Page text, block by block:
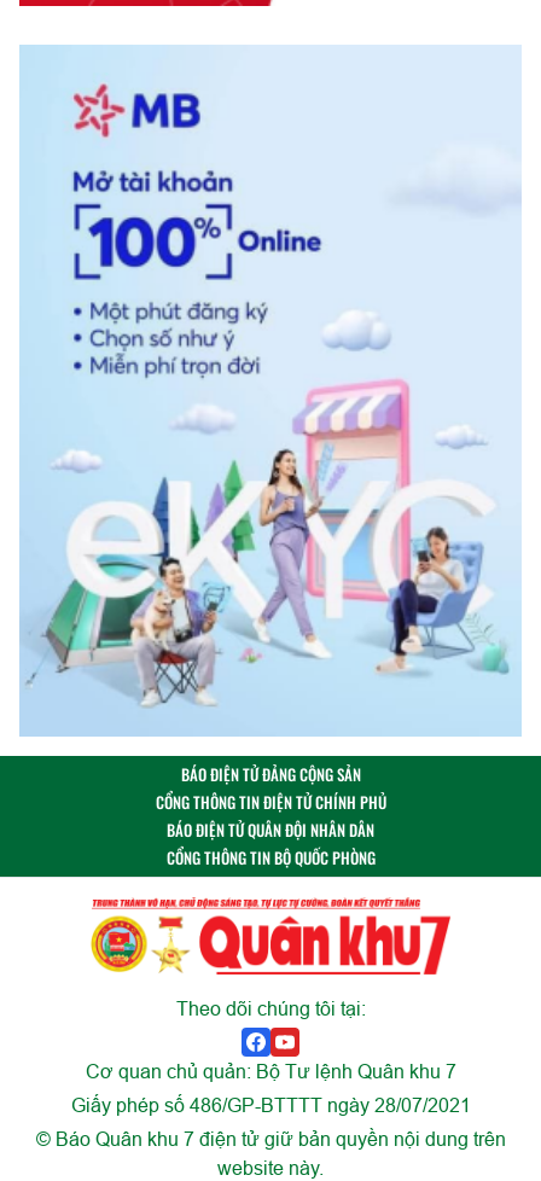
BÁO ĐIỆN TỬ ĐẢNG CỘNG SẢN
CỔNG THÔNG TIN ĐIỆN TỬ CHÍNH PHỦ
BÁO ĐIỆN TỬ QUÂN ĐỘI NHÂN DÂN
CỔNG THÔNG TIN BỘ QUỐC PHÒNG
Theo dõi chúng tôi tại:
Cơ quan chủ quản: Bộ Tư lệnh Quân khu 7
Giấy phép số 486/GP-BTTTT ngày 28/07/2021
© Báo Quân khu 7 điện tử giữ bản quyền nội dung trên
website này.